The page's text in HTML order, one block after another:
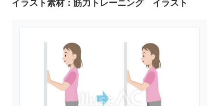
イラスト素材：筋力トレーニング イラスト